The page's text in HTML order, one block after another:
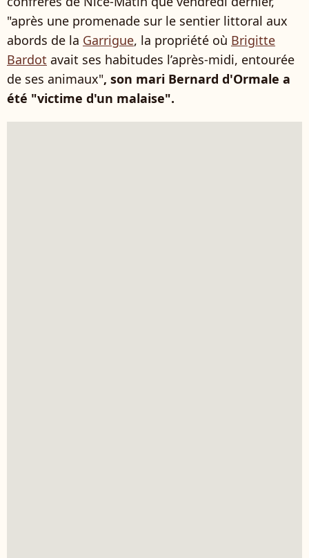
"après une promenade sur le sentier littoral aux
abords de la Garrigue, la propriété où Brigitte
Bardot avait ses habitudes l’après-midi, entourée
de ses animaux", son mari Bernard d'Ormale a
été "victime d'un malaise".